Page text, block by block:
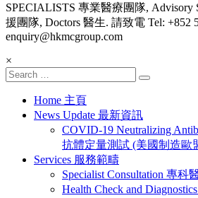
SPECIALISTS 專業醫療團隊, Advisory
援團隊, Doctors 醫生. 請致電 Tel: +852
enquiry@hkmcgroup.com
×
Home 主頁
News Update 最新資訊
COVID-19 Neutralizing
抗體定量測試 (美國制造歐
Services 服務範疇
Specialist Consultation 專科
Health Check and